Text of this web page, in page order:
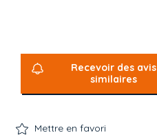
Recevoir des avis
similaires
Mettre en favori